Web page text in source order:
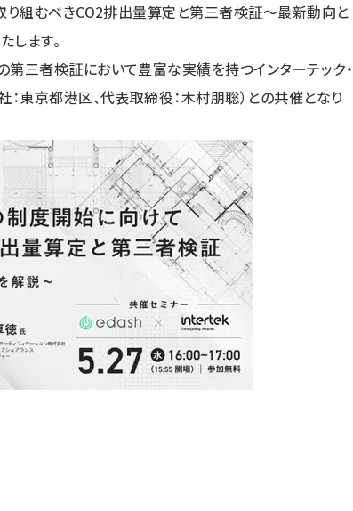
組むべきCO2排出量算定と第三者検証～最新動向と
します。
三者検証において豊富な実績を持つインターテック・
：東京都港区、代表取締役：木村朋聡）との共催となり